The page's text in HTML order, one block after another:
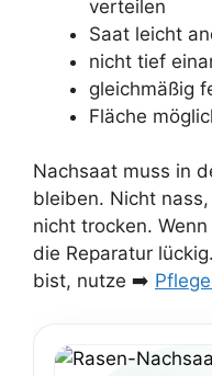
verteilen
Saat leicht
nicht tief
gleichmäßig
Fläche
Nachsaat muss in
bleiben. Nicht
nicht trocken.
die Reparatur
bist, nutze ➡️